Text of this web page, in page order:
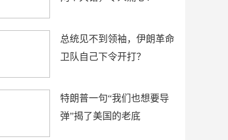
总统见不到领袖，伊朗革命
卫队自己下令开打？
特朗普一句“我们也想要导
弹”揭了美国的老底